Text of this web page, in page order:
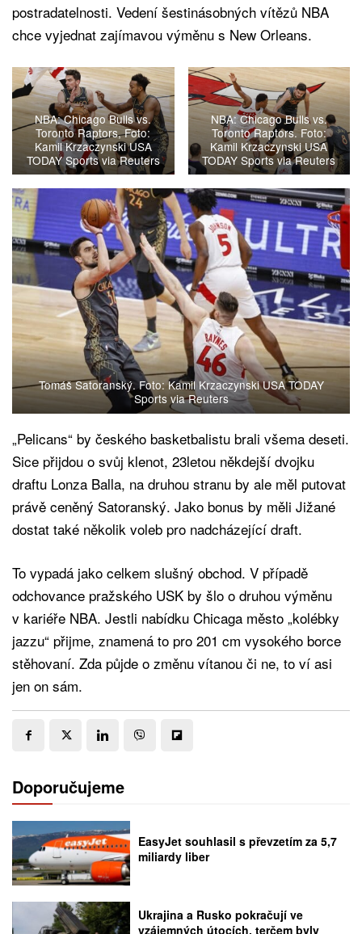
postradatelnosti. Vedení šestinásobných vítězů NBA
chce vyjednat zajímavou výměnu s New Orleans.
NBA: Chicago Bulls vs.
Toronto Raptors, Foto:
Kamil Krzaczynski USA
TODAY Sports via Reuters
NBA: Chicago Bulls vs.
Toronto Raptors. Foto:
Kamil Krzaczynski USA
TODAY Sports via Reuters
Tomáš Satoranský. Foto: Kamil Krzaczynski USA TODAY
Sports via Reuters
„Pelicans“ by českého basketbalistu brali všema deseti.
Sice přijdou o svůj klenot, 23letou někdejší dvojku
draftu Lonza Balla, na druhou stranu by ale měl putovat
právě ceněný Satoranský. Jako bonus by měli Jižané
dostat také několik voleb pro nadcházející draft.
To vypadá jako celkem slušný obchod. V případě
odchovance pražského USK by šlo o druhou výměnu
v kariéře NBA. Jestli nabídku Chicaga město „kolébky
jazzu“ přijme, znamená to pro 201 cm vysokého borce
stěhovaní. Zda půjde o změnu vítanou či ne, to ví asi
jen on sám.
Doporučujeme
EasyJet souhlasil s převzetím za 5,7
miliardy liber
Ukrajina a Rusko pokračují ve
vzájemných útocích, terčem byly